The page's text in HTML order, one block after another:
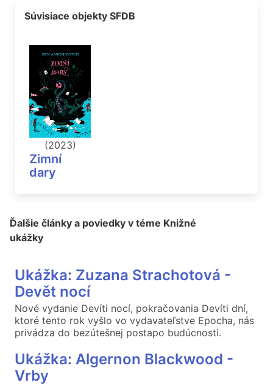
Súvisiace objekty SFDB
(2023)
Zimní
dary
Ďalšie články a poviedky v téme Knižné
ukážky
Ukážka: Zuzana Strachotová -
Devět nocí
Nové vydanie Devíti nocí, pokračovania Devíti dní,
ktoré tento rok vyšlo vo vydavateľstve Epocha, nás
privádza do bezútešnej postapo budúcnosti.
Ukážka: Algernon Blackwood -
Vrby